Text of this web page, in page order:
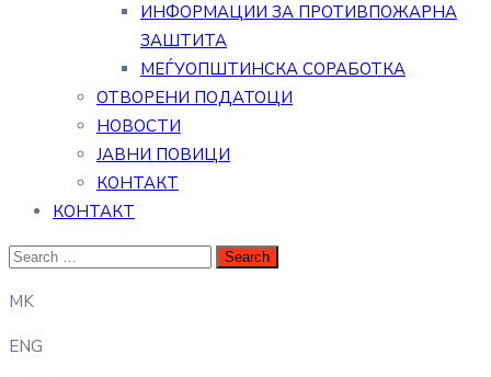
ИНФОРМАЦИИ ЗА ПРОТИВПОЖАРНА
ЗАШТИТА
МЕЃУОПШТИНСКА СОРАБОТКА
ОТВОРЕНИ ПОДАТОЦИ
НОВОСТИ
ЈАВНИ ПОВИЦИ
КОНТАКТ
КОНТАКТ
MK
ENG